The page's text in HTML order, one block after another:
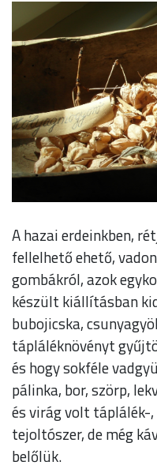
A hazai erdeinkben,
fellelhető ehető,
gombákról, azok
készült kiállításban
bubojicska,
tápláléknövényt
és hogy sokféle
pálinka, bor, szörp,
és virág volt
tejoltószer, de még
belőlük.